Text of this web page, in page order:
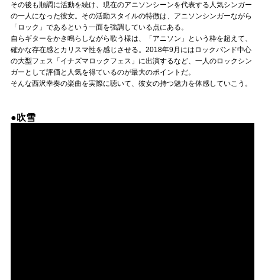
その後も順調に活動を続け、現在のアニソンシーンを代表する人気シンガー
の一人になった彼女。その活動スタイルの特徴は、アニソンシンガーながら
「ロック」であるという一面を強調している点にある。
自らギターをかき鳴らしながら歌う様は、「アニソン」という枠を超えて、
確かな存在感とカリスマ性を感じさせる。2018年9月にはロックバンド中心
の大型フェス「イナズマロックフェス」に出演するなど、一人のロックシン
ガーとして評価と人気を得ているのが最大のポイントだ。
そんな西沢幸奏の楽曲を実際に聴いて、彼女の持つ魅力を体感していこう。
●吹雪